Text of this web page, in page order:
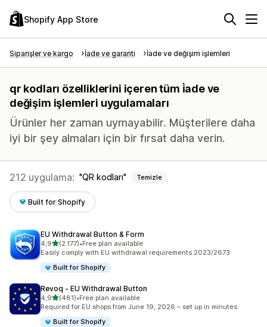
Shopify App Store
Siparişler ve kargo İade ve garanti İade ve değişim işlemleri
qr kodları özelliklerini içeren tüm i̇ade ve
değişim işlemleri uygulamaları
Ürünler her zaman uymayabilir. Müşterilere daha
iyi bir şey almaları için bir fırsat daha verin.
212 uygulama: QR kodları Temizle
Built for Shopify
EU Withdrawal Button & Form
4,95 yıldız üzerinden
(2.177)
toplam 2177 değerlendirme
•Free plan available
Easily comply with EU withdrawal requirements 2023/2673
Built for Shopify
Revoq ‑ EU Withdrawal Button
4,95 yıldız üzerinden
(481)
toplam 481 değerlendirme
•Free plan available
Required for EU shops from June 19, 2026 – set up in minutes.
Built for Shopify